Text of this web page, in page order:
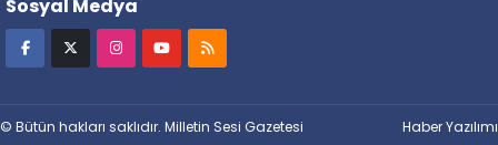
Sosyal Medya
© Bütün hakları saklıdır. Milletin Sesi Gazetesi Haber Yazılımı